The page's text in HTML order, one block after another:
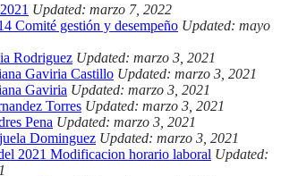
Updated: marzo 7, 2022
Comité gestión y desempeño Updated: mayo
Rodriguez Updated: marzo 3, 2021
Gaviria Castillo Updated: marzo 3, 2021
Gaviria Updated: marzo 3, 2021
Torres Updated: marzo 3, 2021
Pena Updated: marzo 3, 2021
Dominguez Updated: marzo 3, 2021
2021 Modificacion horario laboral Updated: